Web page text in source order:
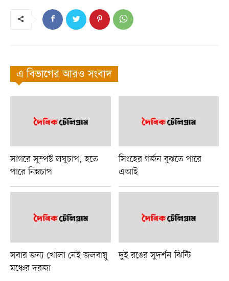
এ বিভাগের আরও সংবাদ
সাগরে সুস্পষ্ট লঘুচাপ, হতে
পারে নিম্নচাপ
সিংহের গর্জন বুঝতে পারে
এআই
সবার জন্য খোলা নেই জলবায়ু
মঞ্চের দরজা
দুই রঙের সুদর্শন ঝিন্টি